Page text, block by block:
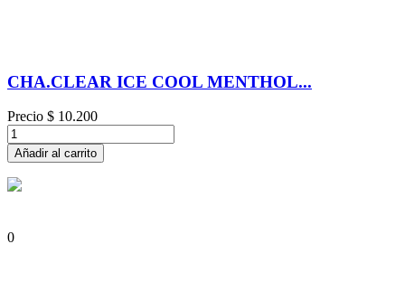
CHA.CLEAR ICE COOL MENTHOL...
Precio $ 10.200
Añadir al carrito
0